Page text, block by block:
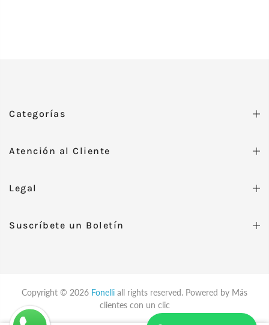
Categorías
Atención al Cliente
Legal
Suscríbete un Boletín
Copyright © 2026 Fonelli all rights reserved. Powered by Más
clientes con un clic